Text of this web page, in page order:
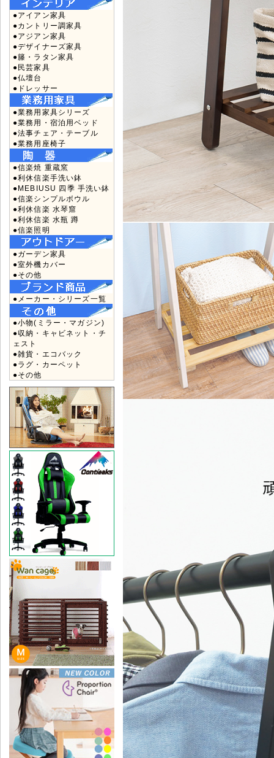
●アイアン家具
●カントリー調家具
●アジアン家具
●デザイナーズ家具
●籐・ラタン家具
●民芸家具
●仏壇台
●ドレッサー
●業務用家具シリーズ
●業務用・宿泊用ベッド
●法事チェア・テーブル
●業務用座椅子
●信楽焼 重蔵窯
●利休信楽手洗い鉢
●MEBIUSU 四季 手洗い鉢
●信楽シンプルボウル
●利休信楽 水琴窟
●利休信楽 水瓶 蹲
●信楽照明
●ガーデン家具
●室外機カバー
●その他
●メーカー・シリーズ一覧
●小物(ミラー・マガジン)
●収納・キャビネット・チ
ェスト
●雑貨・エコバック
●ラグ・カーペット
●その他